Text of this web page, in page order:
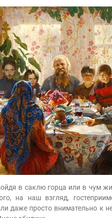
в саклю горца или в чум
на наш взгляд,
даже просто внимательно к